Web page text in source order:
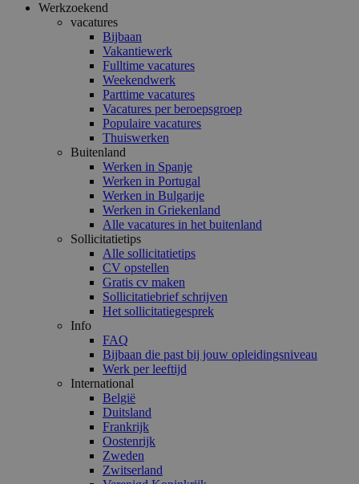
Werkzoekend
vacatures
Bijbaan
Vakantiewerk
Fulltime vacatures
Weekendwerk
Parttime vacatures
Vacatures per beroepsgroep
Populaire vacatures
Thuiswerken
Buitenland
Werken in Spanje
Werken in Portugal
Werken in Bulgarije
Werken in Griekenland
Alle vacatures in het buitenland
Sollicitatietips
Alle sollicitatietips
CV opstellen
Gratis cv maken
Sollicitatiebrief schrijven
Het sollicitatiegesprek
Info
FAQ
Bijbaan die past bij jouw opleidingsniveau
Werk per leeftijd
International
België
Duitsland
Frankrijk
Oostenrijk
Zweden
Zwitserland